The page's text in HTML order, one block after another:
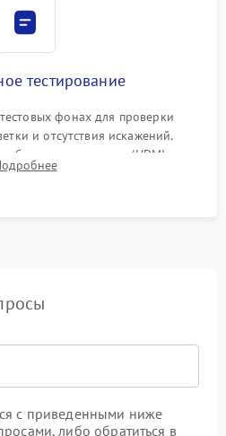
тестирование
фонах для проверки
и отсутствия искажений.
всех портов (HDMI,
управления под нагрузкой в
с приведенными ниже
либо обратиться в